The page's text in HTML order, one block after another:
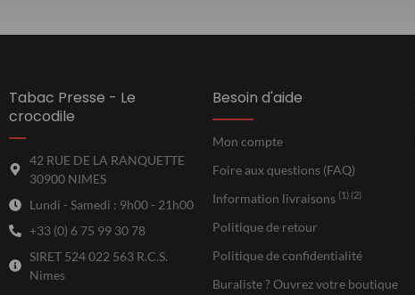
Tabac Presse - Le
crocodile
42 RUE DE LA RANQUETTE
30900 NIMES
Lundi - Samedi : 9h00 - 21h00
+33 (0) 6 75 99 30 78
SIRET 524 022 563 R.C.S.
Nimes
Besoin d'aide
Mon compte
Foire aux questions (FAQ)
Information livraisons (1) (2)
Politique de retour
Politique de confidentialité
Buraliste ? Ouvrez votre boutique